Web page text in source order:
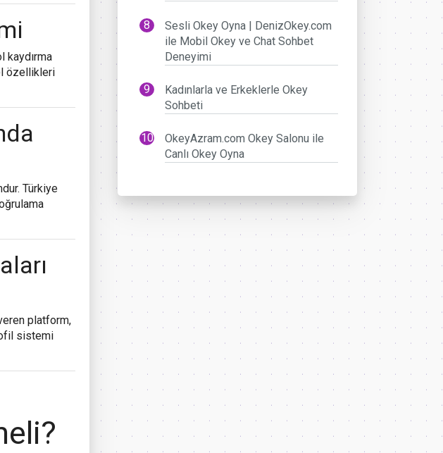
kaydırma
özellikleri
Türkiye
platform,
sistemi
Sesli Okey Oyna | DenizOkey.com
ile Mobil Okey ve Chat Sohbet
Deneyimi
Kadınlarla ve Erkeklerle Okey
Sohbeti
OkeyAzram.com Okey Salonu ile
Canlı Okey Oyna